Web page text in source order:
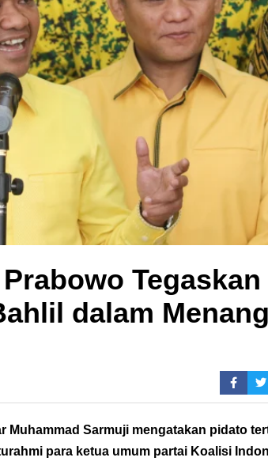
Tegaskan
dalam
Muhammad Sarmuji mengatakan pidato
para ketua umum partai Koalisi